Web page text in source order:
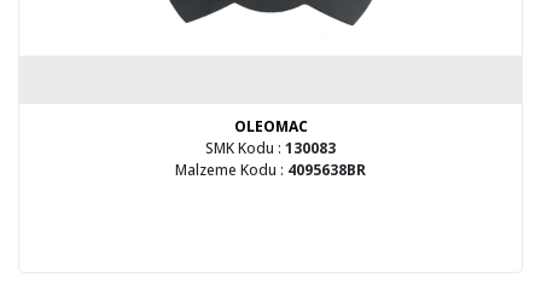
OLEOMAC
SMK Kodu : 130083
Malzeme Kodu : 4095638BR